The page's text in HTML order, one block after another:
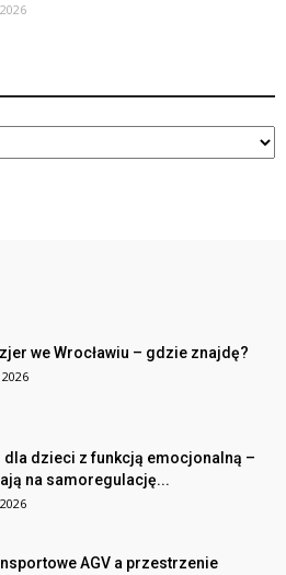
we Wrocławiu – gdzie znajdę?
dla dzieci z funkcją emocjonalną –
na samoregulację...
AGV a przestrzenie